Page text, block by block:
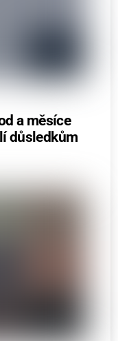
a měsíce
důsledkům